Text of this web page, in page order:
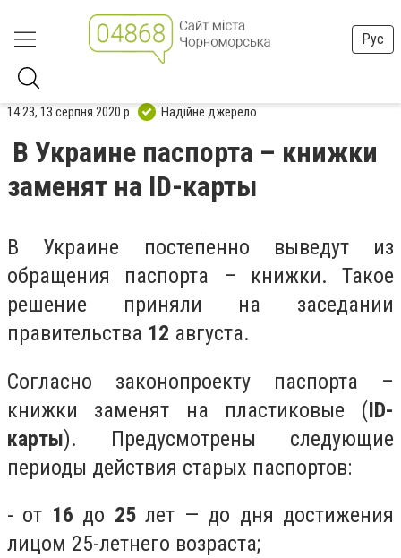
Рус
14:23, 13 серпня 2020 р. Надійне джерело
В Украине паспорта – книжки
заменят на ID-карты
В Украине постепенно выведут из
обращения паспорта – книжки. Такое
решение приняли на заседании
правительства 12 августа.
Согласно законопроекту паспорта –
книжки заменят на пластиковые (ID-
карты). Предусмотрены следующие
периоды действия старых паспортов:
- от 16 до 25лет — до дня достижения
лицом 25-летнего возраста;